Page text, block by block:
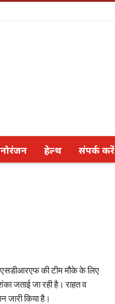
हेल्थ संपर्क करें
की टीम मौके के लिए
जताई जा रही है। राहत व
जारी किया है।